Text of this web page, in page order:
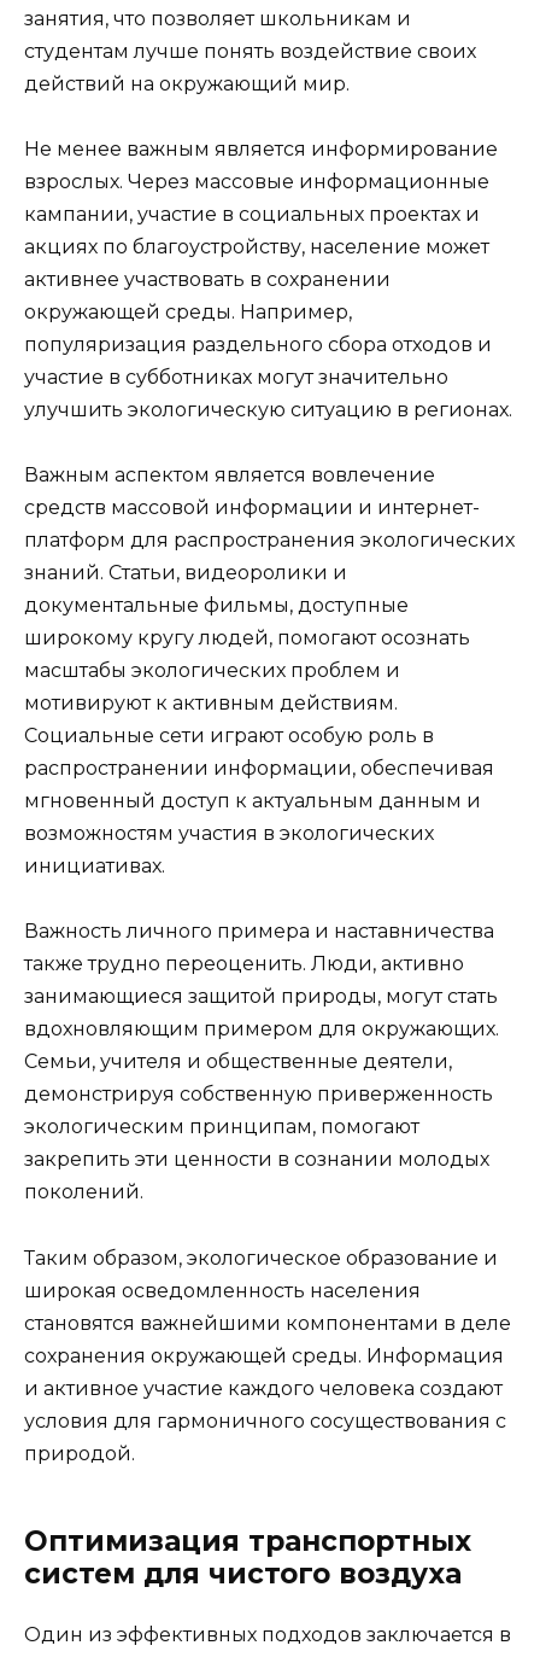
занятия, что позволяет школьникам и
студентам лучше понять воздействие своих
действий на окружающий мир.
Не менее важным является информирование
взрослых. Через массовые информационные
кампании, участие в социальных проектах и
акциях по благоустройству, население может
активнее участвовать в сохранении
окружающей среды. Например,
популяризация раздельного сбора отходов и
участие в субботниках могут значительно
улучшить экологическую ситуацию в регионах.
Важным аспектом является вовлечение
средств массовой информации и интернет-
платформ для распространения экологических
знаний. Статьи, видеоролики и
документальные фильмы, доступные
широкому кругу людей, помогают осознать
масштабы экологических проблем и
мотивируют к активным действиям.
Социальные сети играют особую роль в
распространении информации, обеспечивая
мгновенный доступ к актуальным данным и
возможностям участия в экологических
инициативах.
Важность личного примера и наставничества
также трудно переоценить. Люди, активно
занимающиеся защитой природы, могут стать
вдохновляющим примером для окружающих.
Семьи, учителя и общественные деятели,
демонстрируя собственную приверженность
экологическим принципам, помогают
закрепить эти ценности в сознании молодых
поколений.
Таким образом, экологическое образование и
широкая осведомленность населения
становятся важнейшими компонентами в деле
сохранения окружающей среды. Информация
и активное участие каждого человека создают
условия для гармоничного сосуществования с
природой.
Оптимизация транспортных
систем для чистого воздуха
Один из эффективных подходов заключается в